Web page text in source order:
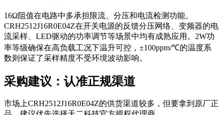
16Ω阻值在电路中多承担限流、分压和电流检测功能。
CRH2512J16R0E04Z在开关电源的反馈分压网络、变频器的电
流采样、LED驱动的功率调节等场景中均有成熟应用。2W功
率等级确保在高负载工况下温升可控，±100ppm/℃的温度系
数则保证了采样精度不受环境波动影响。
采购建议：认准正规渠道
市场上CRH2512J16R0E04Z的供货渠道较多，但要拿到原厂正